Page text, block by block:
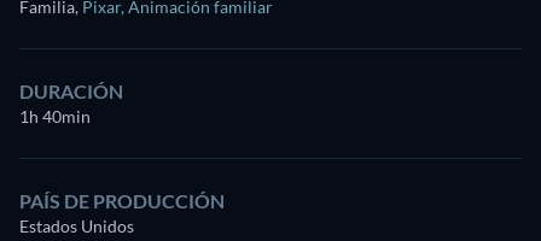
Familia, Pixar, Animación familiar
DURACIÓN
1h 40min
PAÍS DE PRODUCCIÓN
Estados Unidos